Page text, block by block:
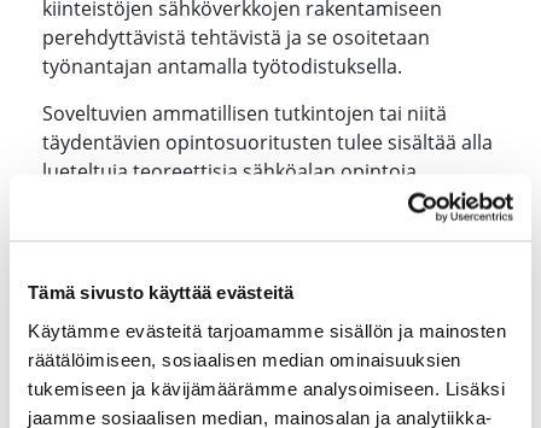
Tämä sivusto käyttää evästeitä
Käytämme evästeitä tarjoamamme sisällön ja mainosten
räätälöimiseen, sosiaalisen median ominaisuuksien
tukemiseen ja kävijämäärämme analysoimiseen. Lisäksi
jaamme sosiaalisen median, mainosalan ja analytiikka-
kiinteistöjen sähköverkkojen rakentamiseen
perehdyttävistä tehtävistä ja se osoitetaan
työnantajan antamalla työtodistuksella.
Soveltuvien ammatillisen tutkintojen tai niitä
täydentävien opintosuoritusten tulee sisältää alla
lueteltuja teoreettisia sähköalan opintoja,
opintoviikkoa tai 45 opintopistettä sekä perus-,
opintoviikkoa tai 60 osaamispistettä. Opinnot
harjoitustöitä, projektityöopintoja tai muita
vastaavia opintoja. Harjoittelua ja opinnäytetyötä
ei kuitenkaan lueta mukaan opintopistemäärään.